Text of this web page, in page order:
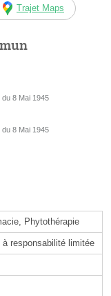
Trajet Maps
8 Mai 1945
8 Mai 1945
Phytothérapie
responsabilité limitée